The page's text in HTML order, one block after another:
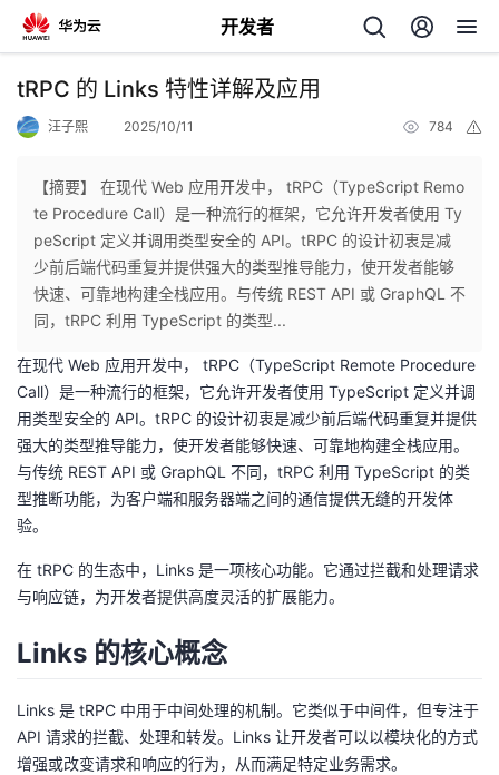
开发者
返
个
人
主
页
我
的
开
发
者
我
的
客
我
论
的
我
tRPC 的 Links 特性详解及应用
汪子熙 2025/10/11 784
【摘要】 在现代 Web 应用开发中， tRPC（TypeScript Remo
te Procedure Call）是一种流行的框架，它允许开发者使用 Ty
peScript 定义并调用类型安全的 API。tRPC 的设计初衷是减
少前后端代码重复并提供强大的类型推导能力，使开发者能够
快速、可靠地构建全栈应用。与传统 REST API 或 GraphQL 不
同，tRPC 利用 TypeScript 的类型...
在现代 Web 应用开发中， tRPC（TypeScript Remote Procedure
Call）是一种流行的框架，它允许开发者使用 TypeScript 定义并调
用类型安全的 API。tRPC 的设计初衷是减少前后端代码重复并提供
强大的类型推导能力，使开发者能够快速、可靠地构建全栈应用。
与传统 REST API 或 GraphQL 不同，tRPC 利用 TypeScript 的类
型推断功能，为客户端和服务器端之间的通信提供无缝的开发体
验。
在 tRPC 的生态中，Links 是一项核心功能。它通过拦截和处理请求
与响应链，为开发者提供高度灵活的扩展能力。
Links 的核心概念
Links 是 tRPC 中用于中间处理的机制。它类似于中间件，但专注于
API 请求的拦截、处理和转发。Links 让开发者可以以模块化的方式
增强或改变请求和响应的行为，从而满足特定业务需求。